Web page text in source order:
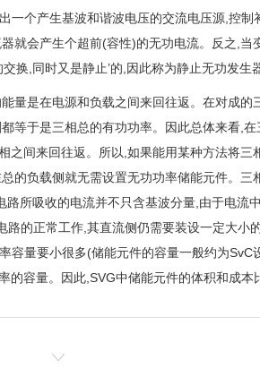
一个产生基波和谐波电压的交流电压源,控制
就会产生个超前(容性)的无功电流。反之,当
换,同时又是静止’的,因此称为静止无功发生
量是在电源和负载之间来回往返。在对成的
等于是三相总的有功功率。因此总体来看,
之间来回往返。所以,如果能用某种方法将三
的负载侧就无需设置无功功率储能元件。三
所吸收的电流并不只含基波分量,由于电流
的正常工作,其直流侧仍需要装设一定大小
容量要小很多(储能元件的容量一般约为SvC
容量。因此,SVG中储能元件的体积和成本